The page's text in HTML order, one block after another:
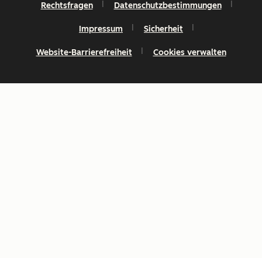
Rechtsfragen Datenschutzbestimmungen
Impressum Sicherheit
Website-Barrierefreiheit Cookies verwalten